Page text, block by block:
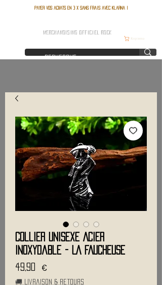
Payer vos achats en 3 x sans frais avec Klarna !
Корзина
MERCHANDISING OFFICIEL ROCK
Collier Unisexe Acier
Inoxydable - LA FAUCHEUSE
49,90 €
🚚 Livraison & retours